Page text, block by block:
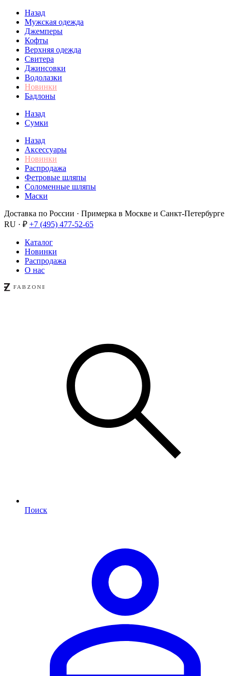
Назад
Мужская одежда
Джемперы
Кофты
Верхняя одежда
Свитера
Джинсовки
Водолазки
Новинки
Бадлоны
Назад
Сумки
Назад
Аксессуары
Новинки
Распродажа
Фетровые шляпы
Соломенные шляпы
Маски
Доставка по России · Примерка в Москве и Санкт-Петербурге
RU · ₽ +7 (495) 477-52-65
Каталог
Новинки
Распродажа
О нас
Поиск